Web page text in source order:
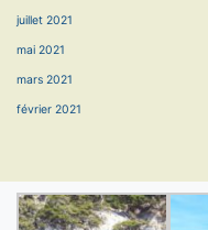
juillet 2021
mai 2021
mars 2021
février 2021